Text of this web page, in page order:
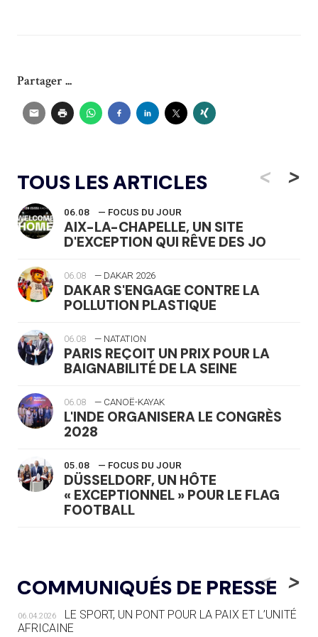
Partager ...
TOUS LES ARTICLES <
06.08 — FOCUS DU JOUR
AIX-LA-CHAPELLE, UN SITE
D'EXCEPTION QUI RÊVE DES JO
06.08 — DAKAR 2026
DAKAR S'ENGAGE CONTRE LA
POLLUTION PLASTIQUE
06.08 — NATATION
PARIS REÇOIT UN PRIX POUR LA
BAIGNABILITÉ DE LA SEINE
06.08 — CANOË-KAYAK
L'INDE ORGANISERA LE CONGRÈS
2028
05.08 — FOCUS DU JOUR
DÜSSELDORF, UN HÔTE
« EXCEPTIONNEL » POUR LE FLAG
FOOTBALL
LE RÊVE DE VOIR LA LUGE ALPINE
AUX JO « N'EST PAS FINI »
05.08 — TIR À L'ARC
>
COMMUNIQUÉS DE PRESSE
<
06.04.2026
LE SPORT, UN PONT POUR LA PAIX ET L’UNITÉ
AFRICAINE
>